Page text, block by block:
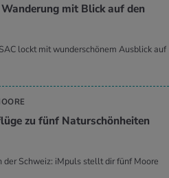
mit Blick auf den
lockt mit wunderschönem Ausblick auf
zu fünf Naturschönheiten
der Schweiz: iMpuls stellt dir fünf Moore